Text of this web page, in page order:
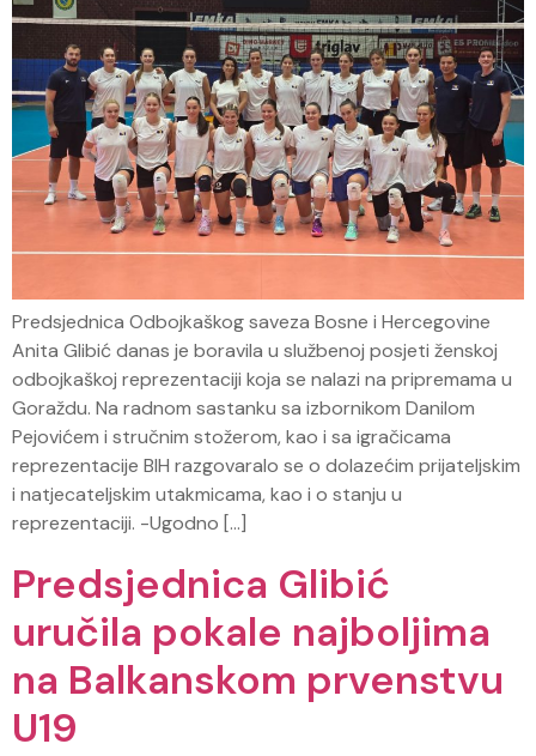
Predsjednica Odbojkaškog saveza Bosne i Hercegovine
Anita Glibić danas je boravila u službenoj posjeti ženskoj
odbojkaškoj reprezentaciji koja se nalazi na pripremama u
Goraždu. Na radnom sastanku sa izbornikom Danilom
Pejovićem i stručnim stožerom, kao i sa igračicama
reprezentacije BIH razgovaralo se o dolazećim prijateljskim
i natjecateljskim utakmicama, kao i o stanju u
reprezentaciji. -Ugodno […]
Predsjednica Glibić
uručila pokale najboljima
na Balkanskom prvenstvu
U19